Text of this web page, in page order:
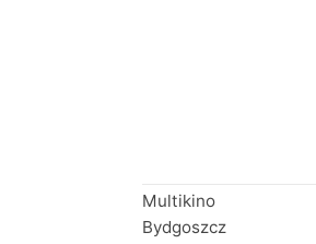
Multikino
Bydgoszcz